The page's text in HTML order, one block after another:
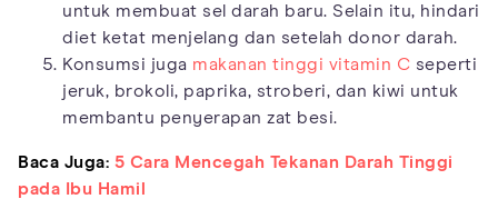
untuk membuat sel darah baru. Selain itu, hindari
diet ketat menjelang dan setelah donor darah.
Konsumsi juga makanan tinggi vitamin C seperti
jeruk, brokoli, paprika, stroberi, dan kiwi untuk
membantu penyerapan zat besi.
Baca Juga: 5 Cara Mencegah Tekanan Darah Tinggi
pada Ibu Hamil